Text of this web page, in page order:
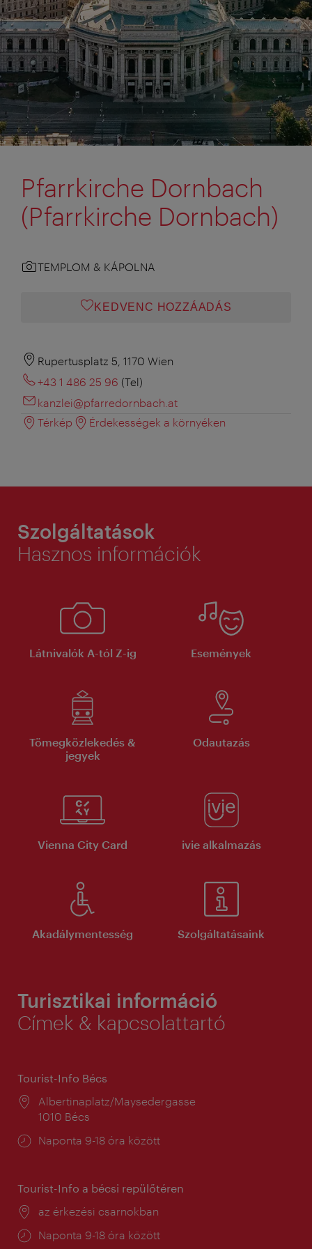
Pfarrkirche Dornbach
(Pfarrkirche Dornbach)
TEMPLOM & KÁPOLNA
KEDVENC HOZZÁADÁS
Rupertusplatz 5, 1170 Wien
+43 1 486 25 96 (Tel)
kanzlei@pfarredornbach.at
Térkép
Érdekességek a környéken
Szolgáltatások
Hasznos információk
Látnivalók A-tól Z-ig Események
Tömegközlekedés &
jegyek
Odautazás
Vienna City Card ivie alkalmazás
Akadálymentesség Szolgáltatásaink
Turisztikai információ
Címek & kapcsolattartó
Tourist-Info Bécs
Helyszín:
Albertinaplatz/Maysedergasse
1010 Bécs
Nyitva
Naponta 9-18 óra között
Tourist-Info a bécsi repülőtéren
Helyszín:
az érkezési csarnokban
Nyitva
Naponta 9-18 óra között